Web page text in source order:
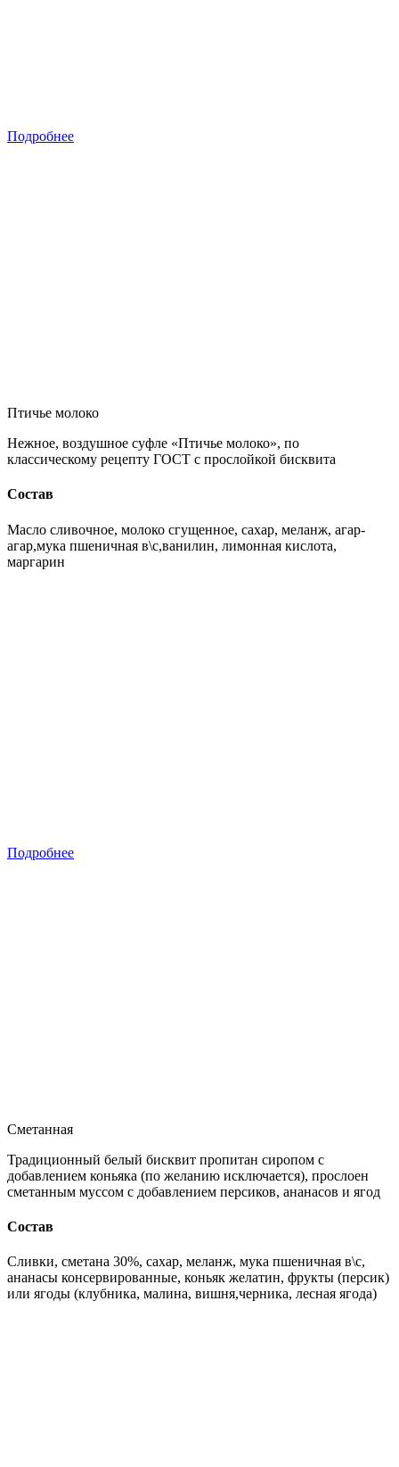
Подробнее
Птичье молоко
Нежное, воздушное суфле «Птичье молоко», по
классическому рецепту ГОСТ с прослойкой бисквита
Состав
Масло сливочное, молоко сгущенное, сахар, меланж, агар-
агар,мука пшеничная в\с,ванилин, лимонная кислота,
маргарин
Подробнее
Сметанная
Традиционный белый бисквит пропитан сиропом с
добавлением коньяка (по желанию исключается), прослоен
сметанным муссом с добавлением персиков, ананасов и ягод
Состав
Сливки, сметана 30%, сахар, меланж, мука пшеничная в\с,
ананасы консервированные, коньяк желатин, фрукты (персик)
или ягоды (клубника, малина, вишня,черника, лесная ягода)